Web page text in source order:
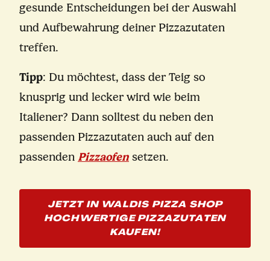
gesunde Entscheidungen bei der Auswahl
und Aufbewahrung deiner Pizzazutaten
treffen.
Tipp: Du möchtest, dass der Teig so
knusprig und lecker wird wie beim
Italiener? Dann solltest du neben den
passenden Pizzazutaten auch auf den
passenden Pizzaofen setzen.
JETZT IN WALDIS PIZZA SHOP
HOCHWERTIGE PIZZAZUTATEN
KAUFEN!